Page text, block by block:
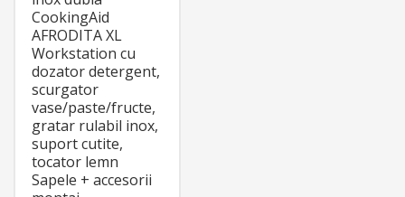
CookingAid
AFRODITA XL
Workstation cu
dozator detergent,
scurgator
vase/paste/fructe,
gratar rulabil inox,
suport cutite,
tocator lemn
Sapele + accesorii